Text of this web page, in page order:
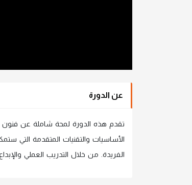
عن الدورة
تقدم هذه الدورة لمحة شاملة عن فنون
الأساسيات والتقنيات المتقدمة التي
الفريدة. من خلال التدريب العملي